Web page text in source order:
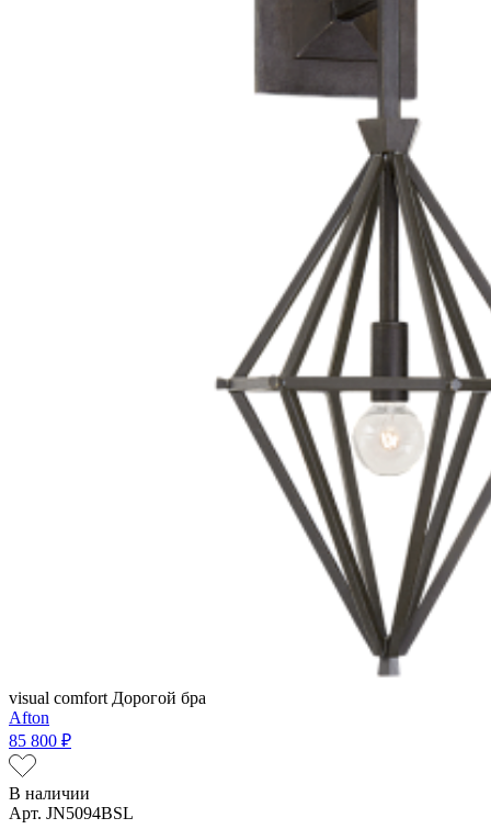
visual comfort Дорогой бра
Afton
85 800 ₽
В наличии
Арт. JN5094BSL